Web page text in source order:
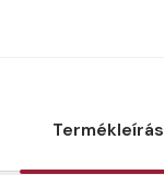
Termékleírás